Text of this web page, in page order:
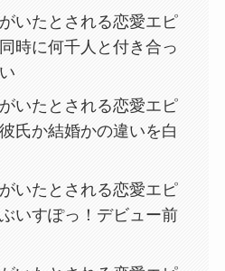
いたとされる恋愛エピ
時に何千人と付き合っ
いたとされる恋愛エピ
氏か結婚かの違いを白
いたとされる恋愛エピ
いすぽっ！デビュー前